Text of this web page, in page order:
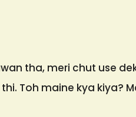
tha, meri chut use
Toh maine kya kiya?